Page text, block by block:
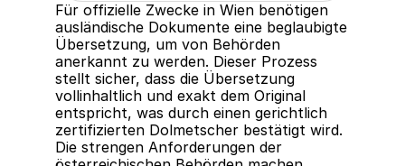
Für offizielle Zwecke in Wien benötigen
ausländische Dokumente eine beglaubigte
Übersetzung, um von Behörden
anerkannt zu werden. Dieser Prozess
stellt sicher, dass die Übersetzung
vollinhaltlich und exakt dem Original
entspricht, was durch einen gerichtlich
zertifizierten Dolmetscher bestätigt wird.
Die strengen Anforderungen der